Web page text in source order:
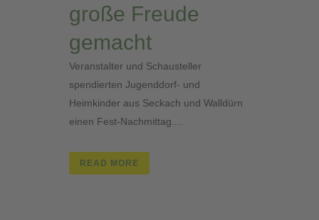
große Freude
gemacht
Veranstalter und Schausteller
spendierten Jugenddorf- und
Heimkinder aus Seckach und Walldürn
einen Fest-Nachmittag....
READ MORE